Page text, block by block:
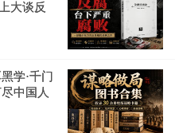
大谈反
学·千门
中国人